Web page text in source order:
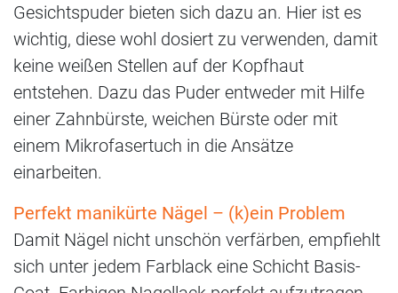
Gesichtspuder bieten sich dazu an. Hier ist es
wichtig, diese wohl dosiert zu verwenden, damit
keine weißen Stellen auf der Kopfhaut
entstehen. Dazu das Puder entweder mit Hilfe
einer Zahnbürste, weichen Bürste oder mit
einem Mikrofasertuch in die Ansätze
einarbeiten.
Perfekt manikürte Nägel – (k)ein Problem
Damit Nägel nicht unschön verfärben, empfiehlt
sich unter jedem Farblack eine Schicht Basis-